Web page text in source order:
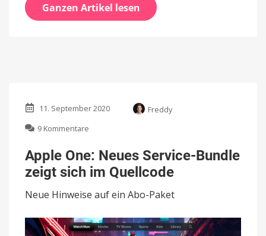
Ganzen Artikel lesen
11. September 2020
Freddy
9 Kommentare
One:
Neues
Service-
zeigt
im
Quellcode
Apple One: Neues Service-Bundle
zeigt sich im Quellcode
Neue Hinweise auf ein Abo-Paket